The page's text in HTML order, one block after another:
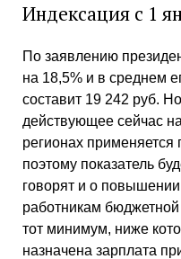
Индексация с 1
По заявлению
на 18,5% и в среднем
составит 19 242 руб.
действующее сейчас
регионах
поэтому показатель
говорят и о
работникам
тот минимум, ниже
назначена зарплата